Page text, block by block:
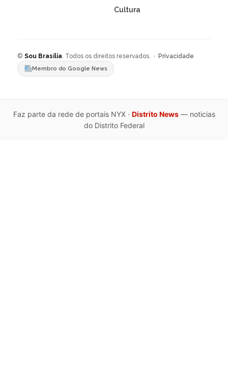
Cultura
© Sou Brasília. Todos os direitos reservados. · Privacidade
Membro do Google News
Faz parte da rede de portais NYX · Distrito News— noticias
do Distrito Federal